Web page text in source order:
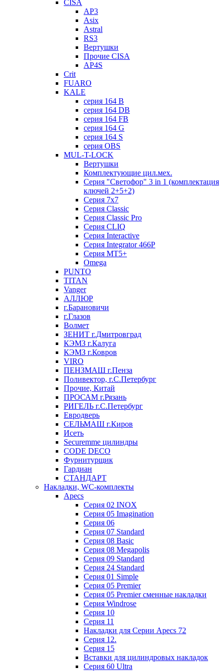
CISA
AP3
Asix
Astral
RS3
Вертушки
Прочие CISA
AP4S
Crit
FUARO
KALE
серия 164 B
серия 164 DB
серия 164 FB
серия 164 G
серия 164 S
серия OBS
MUL-T-LOCK
Вертушки
Комплектующие цил.мех.
Серия "Светофор" 3 in 1 (комплектация
ключей 2+5+2)
Серия 7х7
Серия Classic
Серия Classic Pro
Серия CLIQ
Серия Interactive
Серия Integrator 466P
Серия MT5+
Omega
PUNTO
TITAN
Vanger
АЛЛЮР
г.Барановичи
г.Глазов
Волмет
ЗЕНИТ г.Дмитровград
КЭМЗ г.Калуга
КЭМЗ г.Ковров
VIRO
ПЕНЗМАШ г.Пенза
Поливектор, г.С.Петербург
Прочие, Китай
ПРОСАМ г.Рязань
РИГЕЛЬ г.С.Петербург
Евродверь
СЕЛЬМАШ г.Киров
Исеть
Securemme цилиндры
CODE DECO
Фурнитурщик
Гардиан
СТАНДАРТ
Накладки, WC-комплекты
Apecs
Cерия 02 INOX
Cерия 05 Imagination
Cерия 06
Cерия 07 Standard
Cерия 08 Basic
Cерия 08 Megapolis
Cерия 09 Standard
Cерия 24 Standard
Серия 01 Simple
Серия 05 Premier
Серия 05 Premier сменные накладки
Cерия Windrose
Серия 10
Серия 11
Накладки для Серии Apecs 72
Серия 12.
Серия 15
Вставки для цилиндровых накладок
Серия 60 Ultra